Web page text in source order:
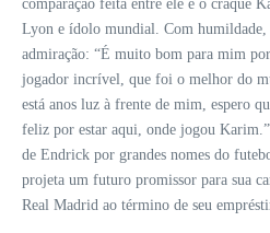
comparação feita entre ele e o craque
Lyon e ídolo mundial. Com humildade,
admiração: “É muito bom para mim
jogador incrível, que foi o melhor do
está anos luz à frente de mim, espero
feliz por estar aqui, onde jogou
de Endrick por grandes nomes do
projeta um futuro promissor para sua
Real Madrid ao término de seu